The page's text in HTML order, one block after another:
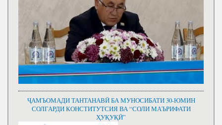
ҶАМЪОМАДИ ТАНТАНАВӢ БА МУНОСИБАТИ 30-ЮМИН
СОЛГАРДИ КОНСТИТУТСИЯ ВА “СОЛИ МАЪРИФАТИ
ҲУҚУҚӢ”